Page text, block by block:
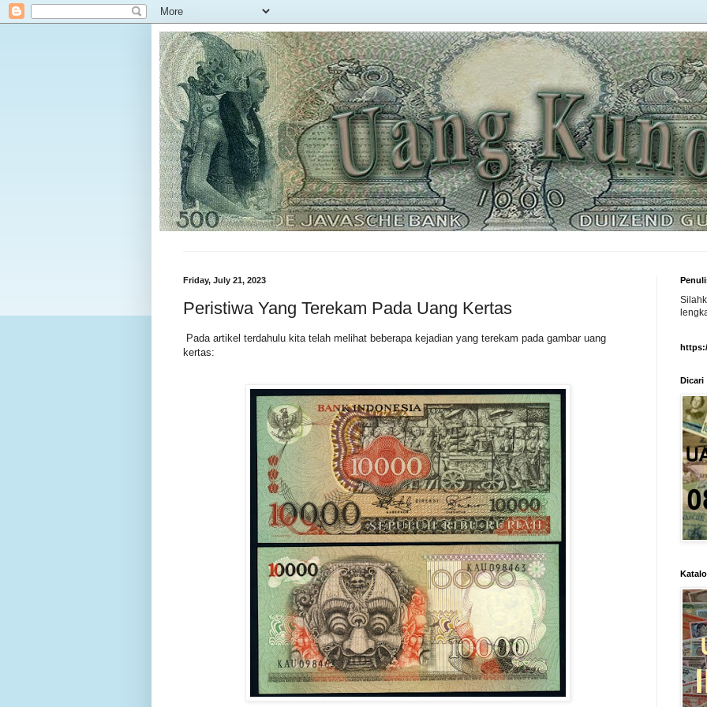
Friday, July 21, 2023
Peristiwa Yang Terekam Pada Uang Kertas
Pada artikel terdahulu kita telah melihat beberapa kejadian yang terekam pada gambar uang
kertas:
Dicari